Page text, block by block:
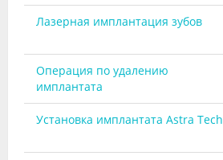
Лазерная имплантация зубов
Операция по удалению
имплантата
Установка имплантата Astra Tech